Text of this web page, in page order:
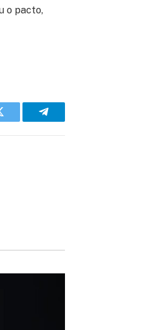
o pacto,
Telegram